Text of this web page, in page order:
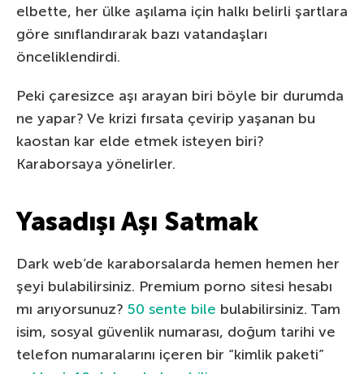
elbette, her ülke aşılama için halkı belirli şartlara
göre sınıflandırarak bazı vatandaşları
önceliklendirdi.
Peki çaresizce aşı arayan biri böyle bir durumda
ne yapar? Ve krizi fırsata çevirip yaşanan bu
kaostan kar elde etmek isteyen biri?
Karaborsaya yönelirler.
Yasadışı Aşı Satmak
Dark web’de karaborsalarda hemen hemen her
şeyi bulabilirsiniz. Premium porno sitesi hesabı
mı arıyorsunuz? 50 sente bile bulabilirsiniz. Tam
isim, sosyal güvenlik numarası, doğum tarihi ve
telefon numaralarını içeren bir “kimlik paketi”